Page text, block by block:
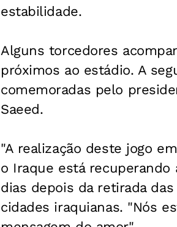
estabilidade.
Alguns torcedores
próximos ao estádio. A
comemoradas pelo
Saeed.
"A realização deste jogo
o Iraque está recuperando
dias depois da retirada
cidades iraquianas. "Nós